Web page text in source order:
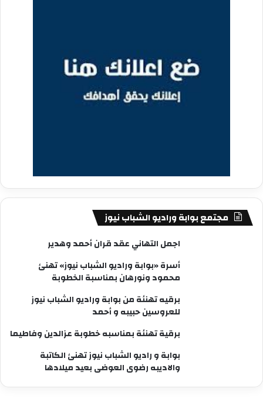
مجتمع بوابة وراديو الشباب نيوز
اجمل التهاني عقد قران أحمد وهدير
أسرة «بوابة وراديو الشباب نيوز» تهنئ
محمود ونورهان بمناسبة الخطوبة
برقيه تهنئة من بوابة وراديو الشباب نيوز
للعروسين حبيبه و أحمد
برقية تهنئة بمناسبه خطوبة عزالدين وفاطيما
بوابة و راديو الشباب نيوز تهنئ الكاتبة
والاديبه رضوى العوضى بعيد ميلادها